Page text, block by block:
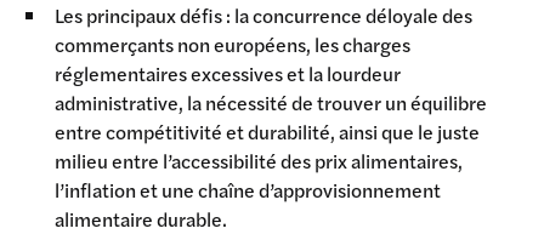
Les principaux défis : la concurrence déloyale des
commerçants non européens, les charges
réglementaires excessives et la lourdeur
administrative, la nécessité de trouver un équilibre
entre compétitivité et durabilité, ainsi que le juste
milieu entre l’accessibilité des prix alimentaires,
l’inflation et une chaîne d’approvisionnement
alimentaire durable.